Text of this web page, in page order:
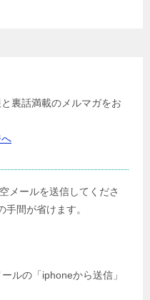
裏話満載のメルマガをお
メールを送信してくださ
間が省けます。
ルの「iphoneから送信」